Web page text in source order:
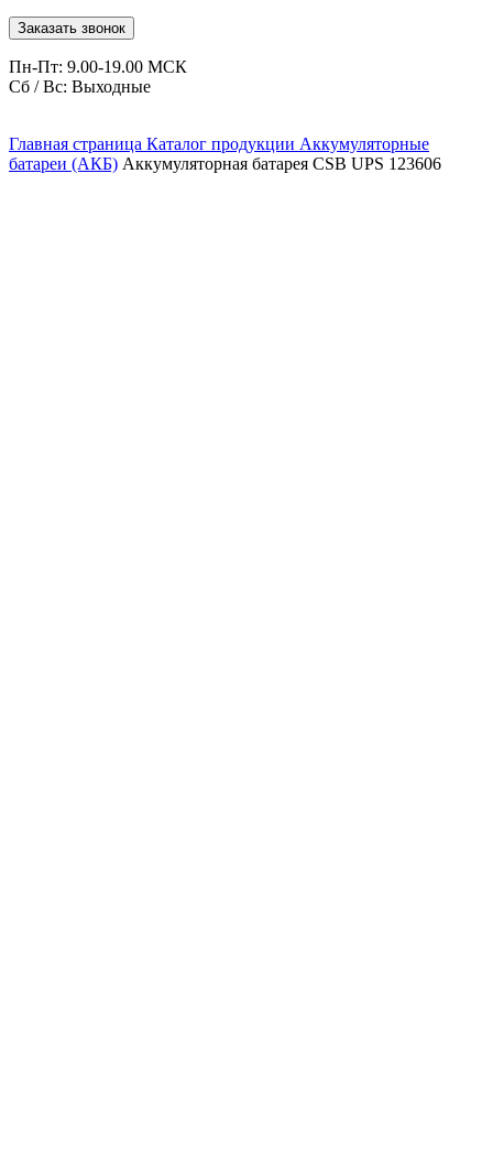
Заказать звонок
Пн-Пт: 9.00-19.00 МСК
Сб / Вс: Выходные
Главная страница Каталог продукции Аккумуляторные
батареи (АКБ) Аккумуляторная батарея CSB UPS 123606